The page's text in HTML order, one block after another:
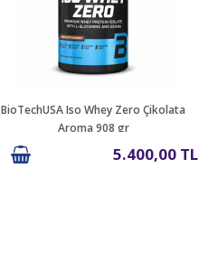
BioTechUSA Iso Whey Zero Çikolata
Aroma 908 gr
5.400,00 TL